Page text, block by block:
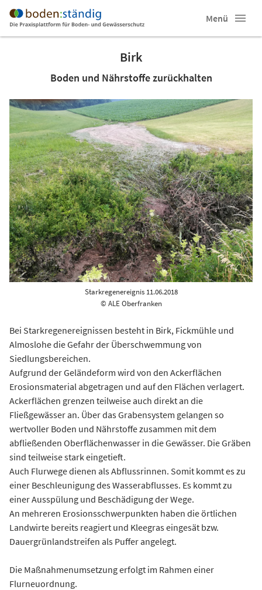
Menü
Birk
Boden und Nährstoffe zurückhalten
Starkregenereignis 11.06.2018
© ALE Oberfranken
Bei Starkregenereignissen besteht in Birk, Fickmühle und
Almoslohe die Gefahr der Überschwemmung von
Siedlungsbereichen.
Aufgrund der Geländeform wird von den Ackerflächen
Erosionsmaterial abgetragen und auf den Flächen verlagert.
Ackerflächen grenzen teilweise auch direkt an die
Fließgewässer an. Über das Grabensystem gelangen so
wertvoller Boden und Nährstoffe zusammen mit dem
abfließenden Oberflächenwasser in die Gewässer. Die Gräben
sind teilweise stark eingetieft.
Auch Flurwege dienen als Abflussrinnen. Somit kommt es zu
einer Beschleunigung des Wasserabflusses. Es kommt zu
einer Ausspülung und Beschädigung der Wege.
An mehreren Erosionsschwerpunkten haben die örtlichen
Landwirte bereits reagiert und Kleegras eingesät bzw.
Dauergrünlandstreifen als Puffer angelegt.
Die Maßnahmenumsetzung erfolgt im Rahmen einer
Flurneuordnung.